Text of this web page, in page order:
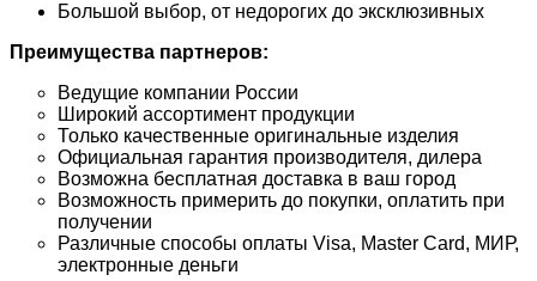
Большой выбор, от недорогих до эксклюзивных
Преимущества партнеров:
Ведущие компании России
Широкий ассортимент продукции
Только качественные оригинальные изделия
Официальная гарантия производителя, дилера
Возможна бесплатная доставка в ваш город
Возможность примерить до покупки, оплатить при
получении
Различные способы оплаты Visa, Master Card, МИР,
электронные деньги